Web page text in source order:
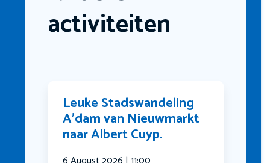
activiteiten
Leuke Stadswandeling
A’dam van Nieuwmarkt
naar Albert Cuyp.